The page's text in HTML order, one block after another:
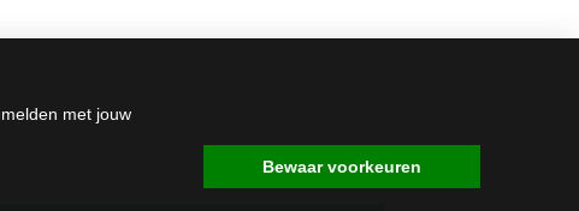
met jouw
Bewaar voorkeuren